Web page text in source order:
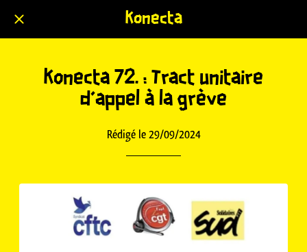
Konecta
Konecta 72. : Tract unitaire
d'appel à la grève
Rédigé le 29/09/2024